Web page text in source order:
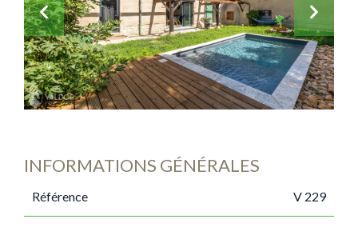
INFORMATIONS GÉNÉRALES
Référence V 229